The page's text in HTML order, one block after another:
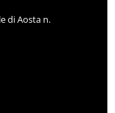
di Aosta n.